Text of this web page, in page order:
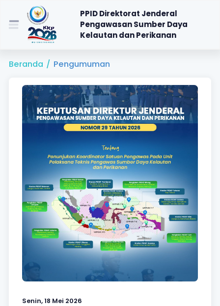
PPID Direktorat Jenderal
Pengawasan Sumber Daya
Kelautan dan Perikanan
Beranda / Pengumuman
Senin, 18 Mei 2026